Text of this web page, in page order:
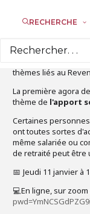
RECHERCHE
thèmes liés au
La première agora
thème de l'apport
Certaines
ont toutes sortes
même salariée ou
de retraité peut être
📅 Jeudi 11 janvier à
💻 En ligne, sur zoom